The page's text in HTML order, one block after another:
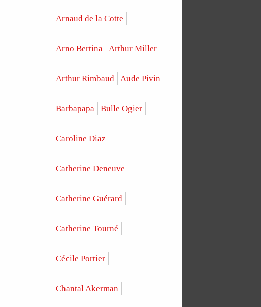
Arnaud de la Cotte
Arno Bertina Arthur Miller
Arthur Rimbaud Aude Pivin
Barbapapa Bulle Ogier
Caroline Diaz
Catherine Deneuve
Catherine Guérard
Catherine Tourné
Cécile Portier
Chantal Akerman